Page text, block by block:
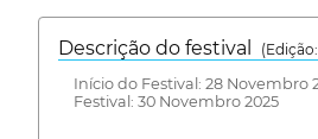
Descrição do festival
(Edição:
Início do Festival: 28
Festival: 30 Novembro 2025